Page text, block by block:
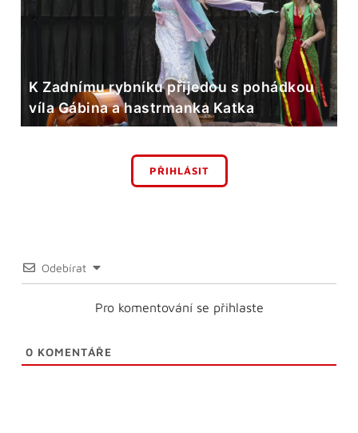
K Zadnímu rybníku přijedou s pohádkou
víla Gábina a hastrmanka Katka
PŘIHLÁSIT
Odebírat
Pro komentování se přihlaste
0 KOMENTÁŘE